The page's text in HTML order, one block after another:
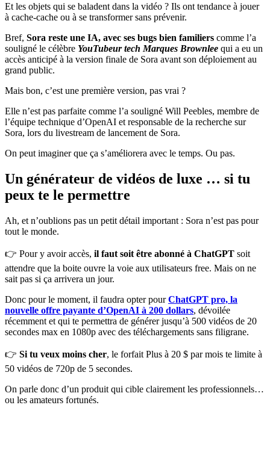
Et les objets qui se baladent dans la vidéo ? Ils ont tendance à jouer
à cache-cache ou à se transformer sans prévenir.
Bref, Sora reste une IA, avec ses bugs bien familiers comme l’a
souligné le célèbre YouTubeur tech Marques Brownlee qui a eu un
accès anticipé à la version finale de Sora avant son déploiement au
grand public.
Mais bon, c’est une première version, pas vrai ?
Elle n’est pas parfaite comme l’a souligné Will Peebles, membre de
l’équipe technique d’OpenAI et responsable de la recherche sur
Sora, lors du livestream de lancement de Sora.
On peut imaginer que ça s’améliorera avec le temps. Ou pas.
Un générateur de vidéos de luxe … si tu
peux te le permettre
Ah, et n’oublions pas un petit détail important : Sora n’est pas pour
tout le monde.
👉 Pour y avoir accès, il faut soit être abonné à ChatGPT soit
attendre que la boite ouvre la voie aux utilisateurs free. Mais on ne
sait pas si ça arrivera un jour.
Donc pour le moment, il faudra opter pourChatGPT pro, la
nouvelle offre payante d’OpenAI à 200 dollars, dévoilée
récemment et qui te permettra de générer jusqu’à 500 vidéos de 20
secondes max en 1080p avec des téléchargements sans filigrane.
👉 Si tu veux moins cher, le forfait Plus à 20 $ par mois te limite à
50 vidéos de 720p de 5 secondes.
On parle donc d’un produit qui cible clairement les professionnels…
ou les amateurs fortunés.